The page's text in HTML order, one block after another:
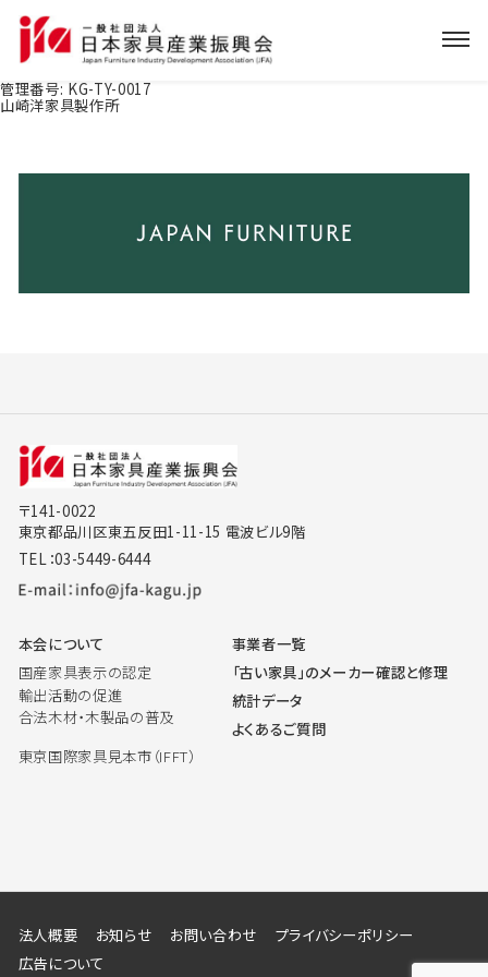
管理番号: KG-TY-0017
山崎洋家具製作所
〒141-0022
東京都品川区東五反田1-11-15 電波ビル9階
TEL：03-5449-6444
本会について
国産家具表示の認定
輸出活動の促進
合法木材・木製品の普及
東京国際家具見本市（IFFT）
事業者一覧
「古い家具」のメーカー確認と修理
統計データ
よくあるご質問
法人概要 お知らせ お問い合わせ
プライバシーポリシー
広告について